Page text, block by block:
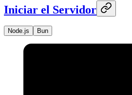
Iniciar el Servidor
Node.js Bun